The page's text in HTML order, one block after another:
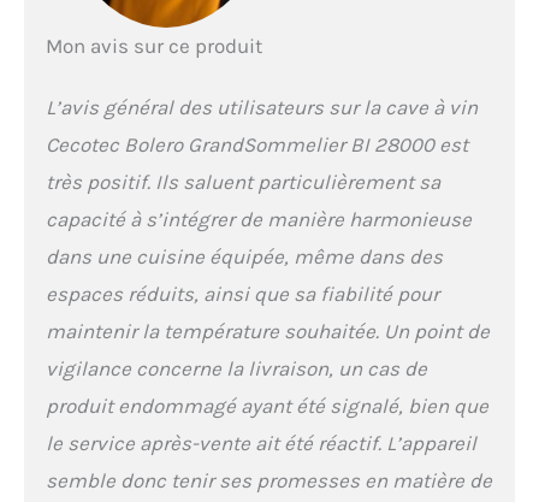
retrouver facilement la
la température en
quelques gestes.
aide à maintenir une
température uniforme
adéquate.
Mon avis sur ce produit
L’avis général des utilisateurs sur la cave à vin
Cecotec Bolero GrandSommelier BI 28000 est
très positif. Ils saluent particulièrement sa
capacité à s’intégrer de manière harmonieuse
dans une cuisine équipée, même dans des
espaces réduits, ainsi que sa fiabilité pour
maintenir la température souhaitée. Un point de
vigilance concerne la livraison, un cas de
produit endommagé ayant été signalé, bien que
le service après-vente ait été réactif. L’appareil
semble donc tenir ses promesses en matière de